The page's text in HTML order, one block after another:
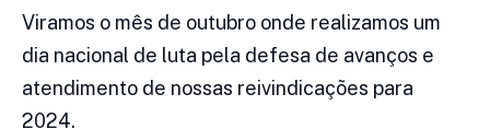
Viramos o mês de outubro onde realizamos um
dia nacional de luta pela defesa de avanços e
atendimento de nossas reivindicações para
2024.